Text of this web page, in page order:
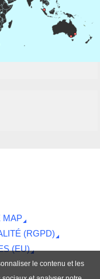
MAP
(RGPD)
(EU)
le contenu et les